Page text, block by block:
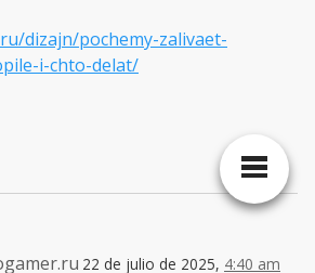
dizajn/pochemy-zalivaet-
i-chto-delat/
22 de julio de 2025, 4:40 am